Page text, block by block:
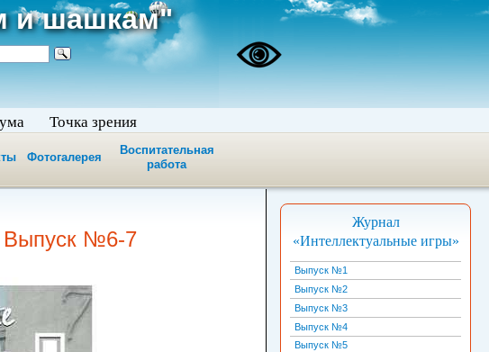
и шашкам"
Фотогалерея
Воспитательная
работа
Точка зрения
Выпуск №6-7
Журнал
«Интеллектуальные игры»
Выпуск №1
Выпуск №2
Выпуск №3
Выпуск №4
Выпуск №5